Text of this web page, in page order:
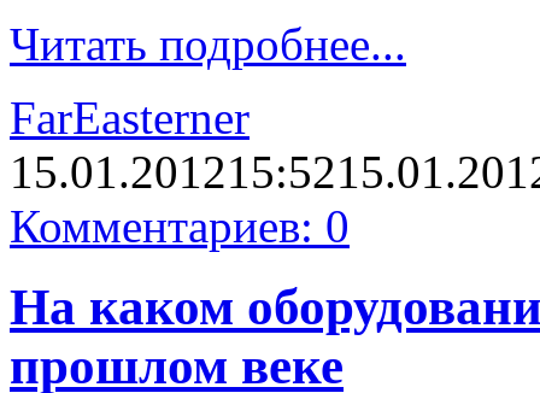
Читать подробнее...
FarEasterner
15.01.201215:52
Комментариев: 0
На каком
прошлом веке